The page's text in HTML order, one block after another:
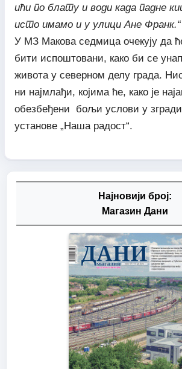
ићи по блату и води када падне
исто имамо и у улици Ане Франк.“
У МЗ Макова седмица очекују да
бити испоштовани, како би се
живота у северном делу града.
ни најмлађи, којима ће, како је
обезбеђени бољи услови у
установе „Наша радост“.
Најновији број:
Магазин Дани